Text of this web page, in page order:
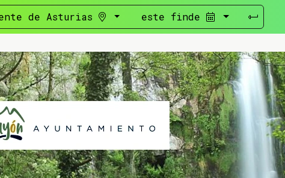
de Asturias este finde